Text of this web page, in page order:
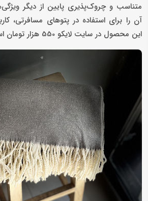
متناسب و چروک‌پذیری پایین از دیگر
آن را برای استفاده در پتوهای مسافرتی،
این محصول در سایت لایکو 550 هزار تومان است.